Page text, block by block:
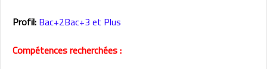
Profil:Bac+2Bac+3 et Plus
Compétences recherchées :